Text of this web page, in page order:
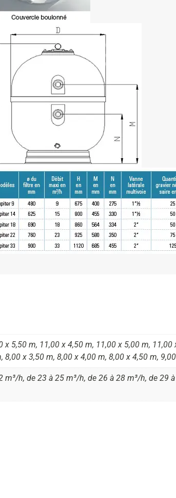
5,50 m, 11,00 x 4,50 m, 11,00 x 5,00 m,
x 3,50 m, 8,00 x 4,00 m, 8,00 x 4,50 m,
h, de 23 à 25 m³/h, de 26 à 28 m³/h, de 29